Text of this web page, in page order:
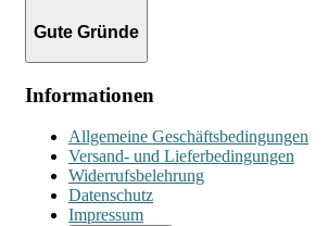
Gute Gründe
Informationen
Allgemeine Geschäftsbedingungen
Versand- und Lieferbedingungen
Widerrufsbelehrung
Datenschutz
Impressum